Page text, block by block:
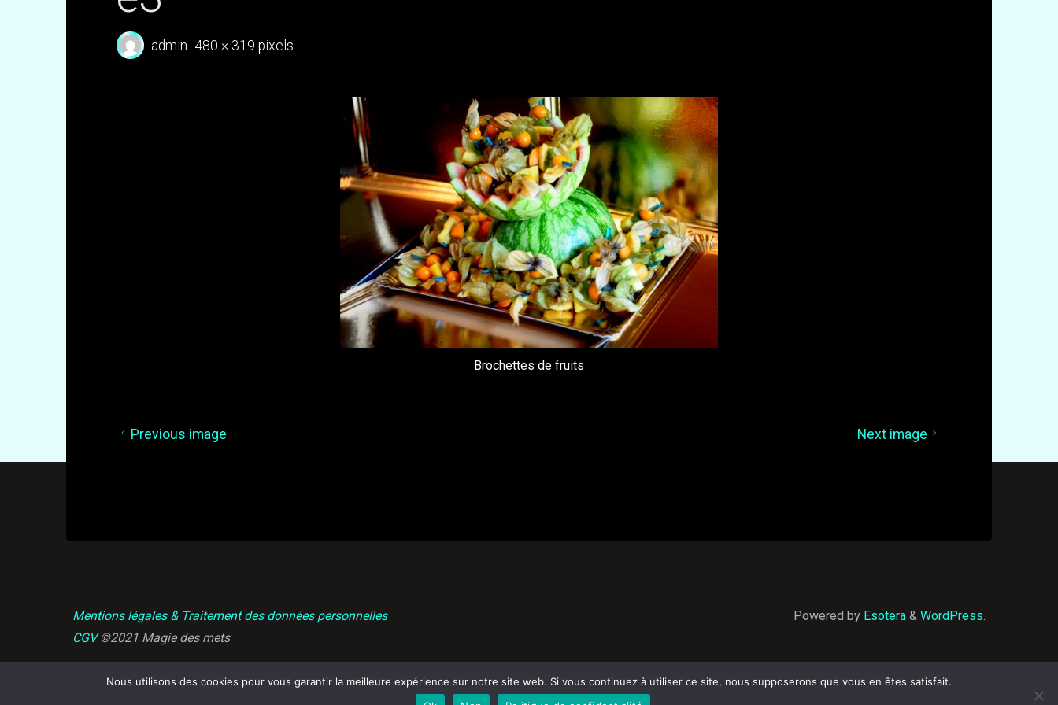
admin Full
480 × 319 pixels
Brochettes de fruits
Previous image Next image
Powered by Esotera & WordPress
Mentions légales & Traitement des données personnelles
CGV©2021 Magie des mets
Nous utilisons des cookies pour vous garantir la meilleure expérience sur notre site web. Si vous continuez à utiliser ce site, nous supposerons que vous en êtes satisfait.